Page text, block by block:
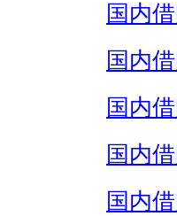
国内
国内
国内
国内
国内